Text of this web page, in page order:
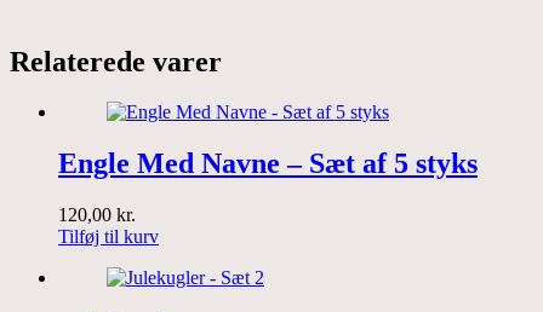
Relaterede varer
Engle Med Navne – Sæt af 5 styks
120,00 kr.
Tilføj til kurv